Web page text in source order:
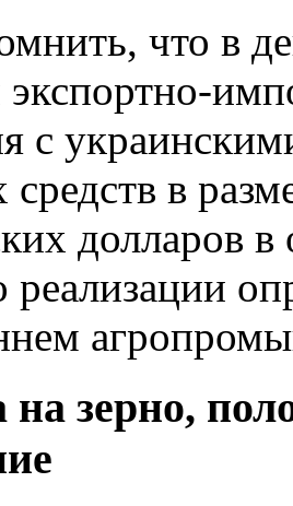
что в
экспортно-
с
в
долларов
реализации
зерно,